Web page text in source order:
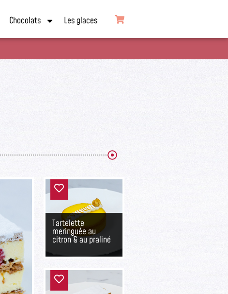
Chocolats Les glaces
Tartelette
meringuée au
citron & au praliné